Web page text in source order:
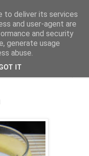
to deliver its services
and user-agent are
and security
generate usage
abuse.
IT